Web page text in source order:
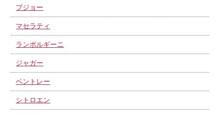
プジョー
マセラティ
ランボルギーニ
ジャガー
ベントレー
シトロエン